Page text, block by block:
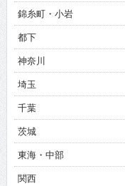
錦糸町・小岩
都下
神奈川
埼玉
千葉
茨城
東海・中部
関西